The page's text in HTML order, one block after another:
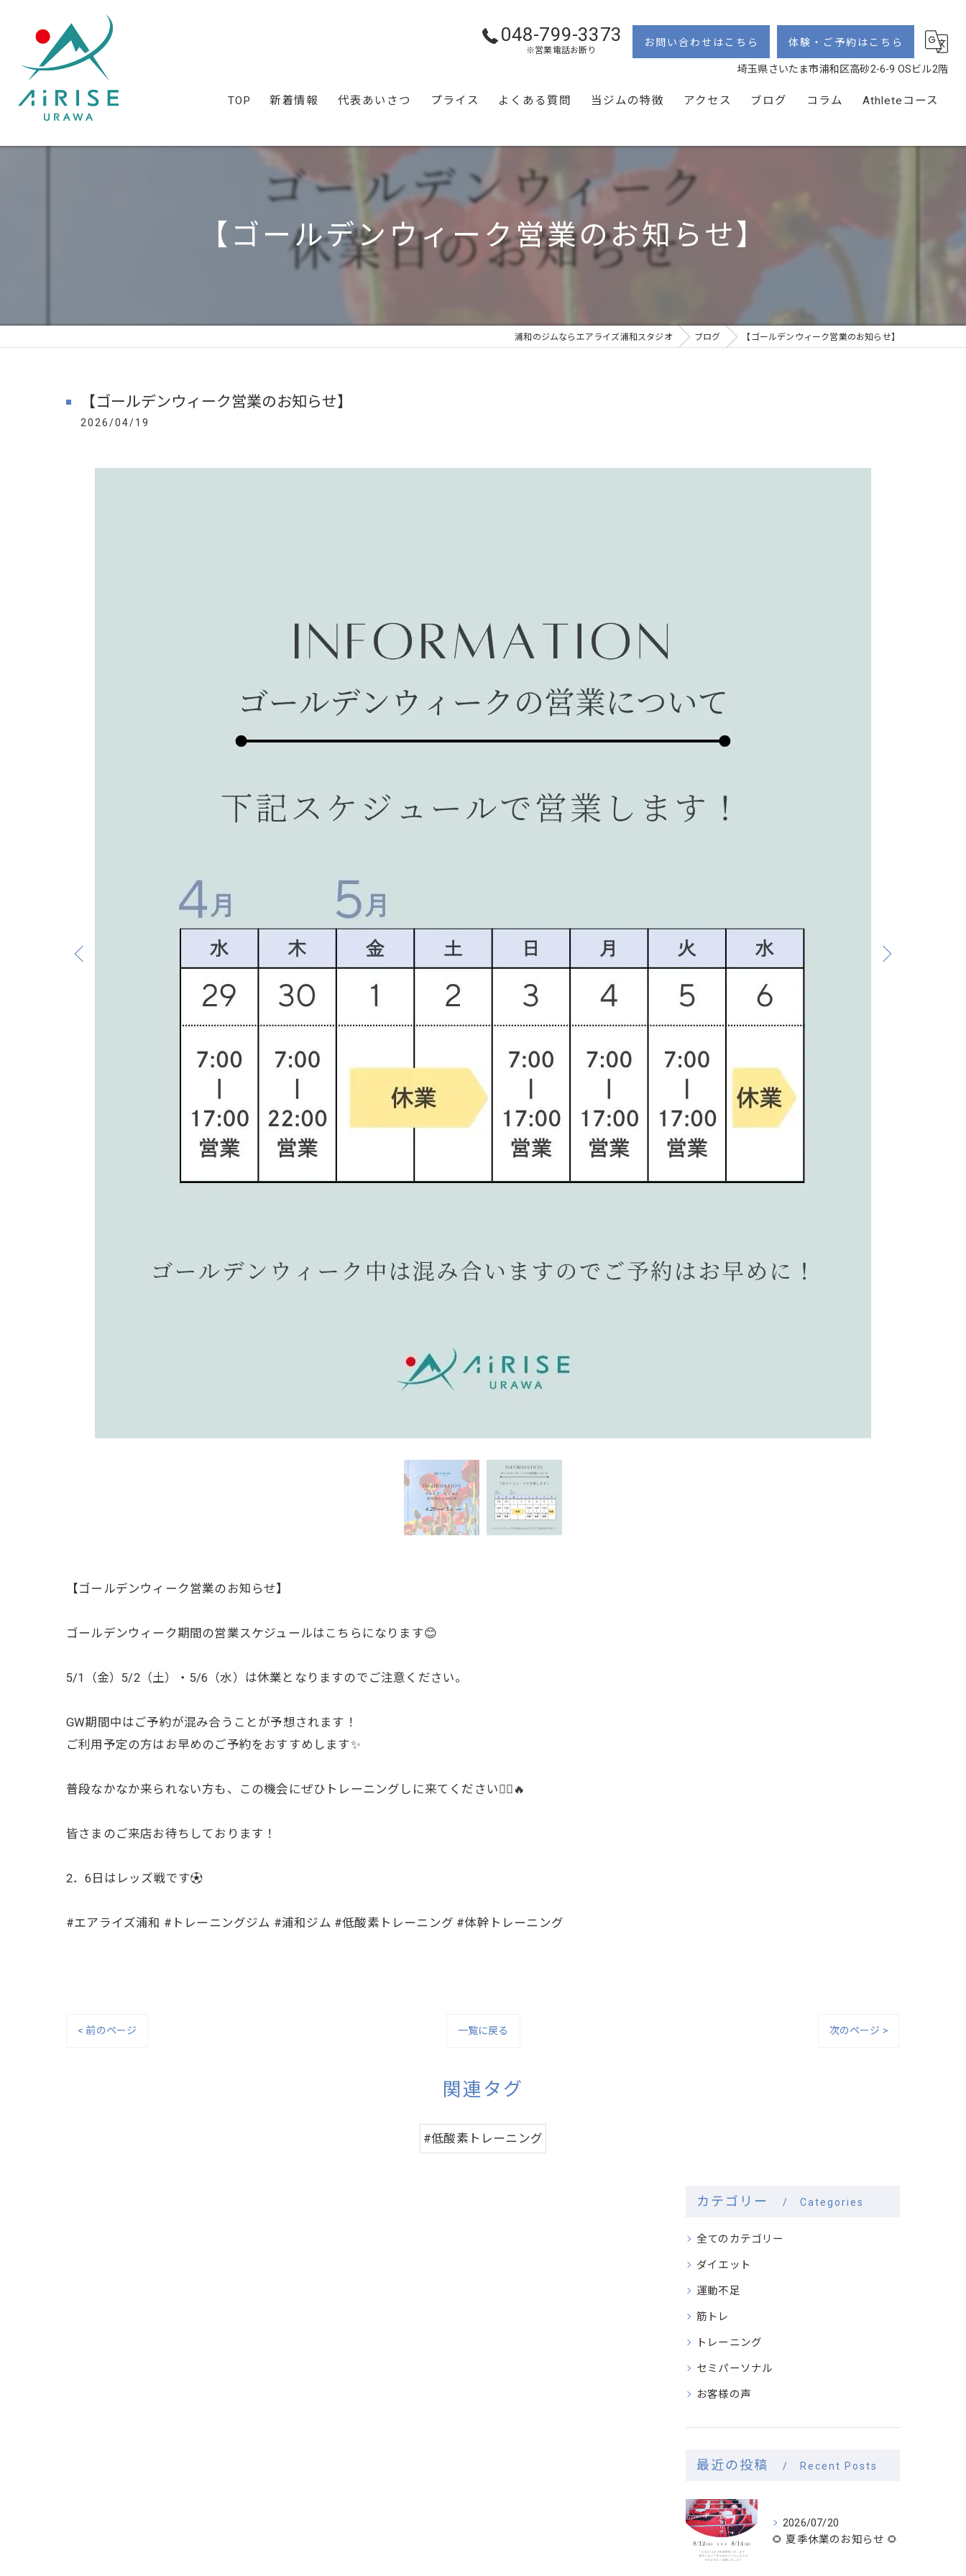
048-799-3373
※営業電話お断り
お問い合わせはこちら 体験・ご予約はこちら
埼玉県さいたま市浦和区高砂2-6-9 OSビル2階
TOP 新着情報 代表あいさつ プライス よくある質問 当ジムの特徴
ダイエット
トレーニング
アクセス ブログ コラム Athleteコース
【ゴールデンウィーク営業のお知らせ】
浦和のジムならエアライズ浦和スタジオ ブログ 【ゴールデンウィーク営業のお知らせ】
【ゴールデンウィーク営業のお知らせ】
2026/04/19
【ゴールデンウィーク営業のお知らせ】
ゴールデンウィーク期間の営業スケジュールはこちらになります😊
5/1（金）5/2（土）・5/6（水）は休業となりますのでご注意ください。
GW期間中はご予約が混み合うことが予想されます！
ご利用予定の方はお早めのご予約をおすすめします✨
普段なかなか来られない方も、この機会にぜひトレーニングしに来てください🏃‍♂️🔥
皆さまのご来店お待ちしております！
2．6日はレッズ戦です⚽️
#エアライズ浦和 #トレーニングジム #浦和ジム #低酸素トレーニング #体幹トレーニング
< 前のページ 一覧に戻る 次のページ >
関連タグ
#低酸素トレーニング
カテゴリー Categories
全てのカテゴリー
ダイエット
運動不足
筋トレ
トレーニング
セミパーソナル
お客様の声
最近の投稿 Recent Posts
2026/07/20
🌻 夏季休業のお知らせ 🌻